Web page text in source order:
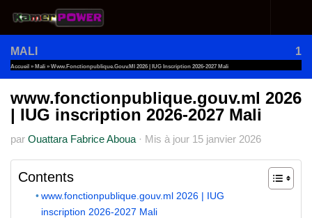
Au dessous du contenu
MALI 1
Accueil » Mali » Www.fonctionpublique.gouv.ml 2026 | IUG Inscription 2026-2027 Mali
www.fonctionpublique.gouv.ml 2026
| IUG inscription 2026-2027 Mali
par Ouattara Fabrice Aboua · Mis à jour 15 janvier 2026
Contents
www.fonctionpublique.gouv.ml 2026 | IUG
inscription 2026-2027 Mali